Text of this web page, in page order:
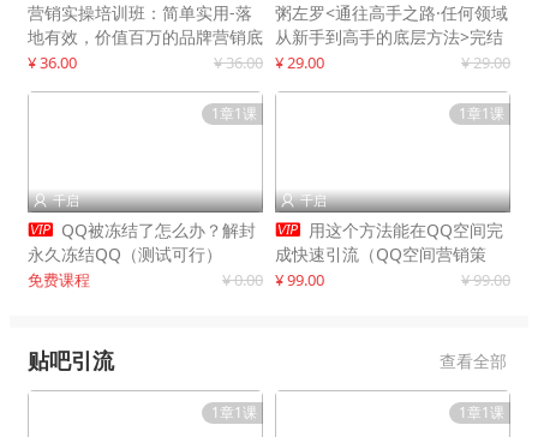
营销实操培训班：简单实用-落
地有效，价值百万的品牌营销底
层逻辑
¥ 36.00 ¥ 36.00
粥左罗<通往高手之路·任何领域
从新手到高手的底层方法>完结
¥ 29.00 ¥ 29.00
1章1课
 千启
 QQ被冻结了怎么办？解封
永久冻结QQ（测试可行）
免费课程 ¥ 0.00
1章1课
 千启
 用这个方法能在QQ空间完
成快速引流（QQ空间营销策
略）
¥ 99.00 ¥ 99.00
贴吧引流 查看全部
1章1课 1章1课